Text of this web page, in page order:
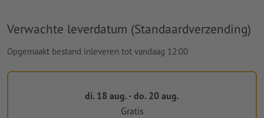
Verwachte leverdatum (Standaardverzending)
Opgemaakt bestand inleveren tot vandaag 12:00
di. 18 aug. - do. 20 aug.
Gratis